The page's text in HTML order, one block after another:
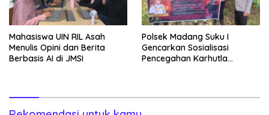
Mahasiswa UIN RIL Asah
Menulis Opini dan Berita
Berbasis AI di JMSI
Polsek Madang Suku I
Gencarkan Sosialisasi
Pencegahan Karhutla